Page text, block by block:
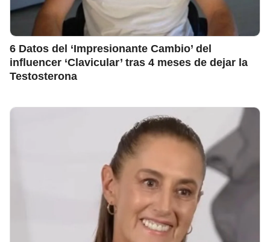
6 Datos del ‘Impresionante Cambio’ del
influencer ‘Clavicular’ tras 4 meses de dejar la
Testosterona